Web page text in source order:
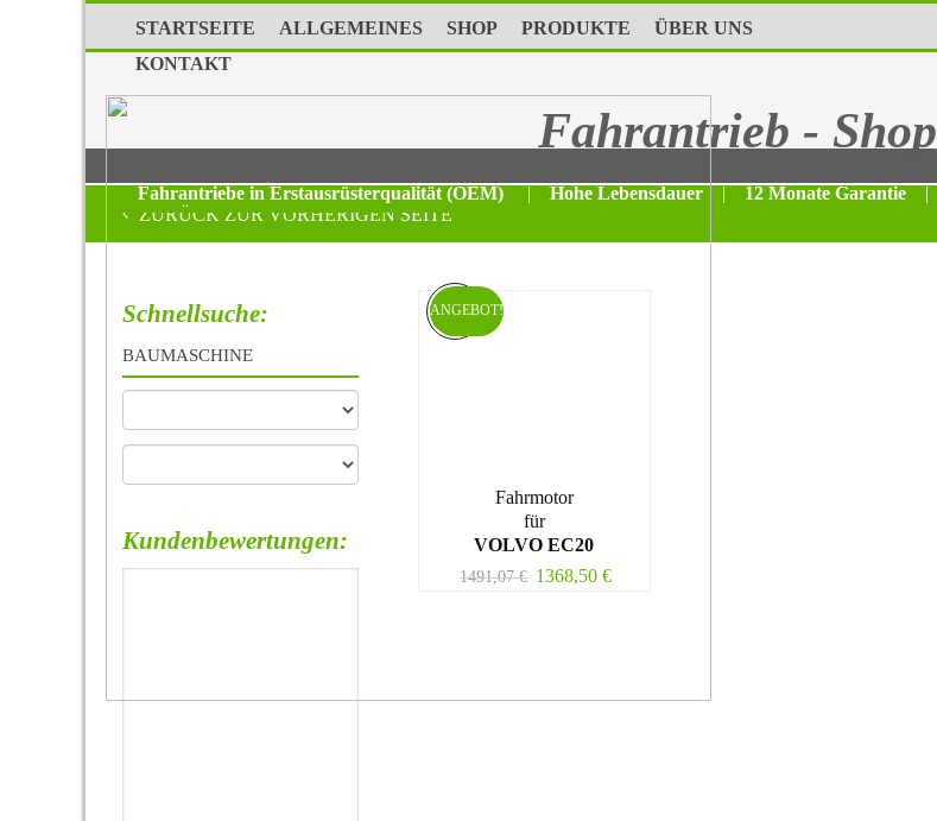
STARTSEITE ALLGEMEINES SHOP PRODUKTE
ÜBER UNS
KONTAKT
Fahrantrieb - Shop
Fahrantriebe in Erstausrüsterqualität (OEM) | Hohe Lebensdauer | 12 Monate Garantie |
ZURÜCK ZUR VORHERIGEN SEITE
Fahrmotor
für
VOLVO EC20
1491,07€ 1368,50€
ANGEBOT!
Schnellsuche:
BAUMASCHINE
Kundenbewertungen: